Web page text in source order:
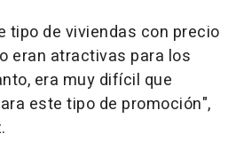
tipo de viviendas con precio
eran atractivas para los
era muy difícil que
este tipo de promoción",